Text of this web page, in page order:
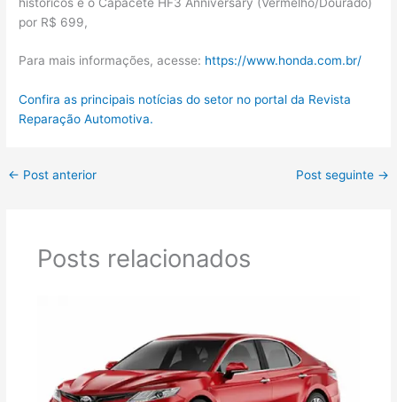
por R$ 699,
Para mais informações, acesse: https://www.honda.com.br/
Confira as principais notícias do setor no portal da Revista
Reparação Automotiva.
← Post anterior Post seguinte →
Posts relacionados